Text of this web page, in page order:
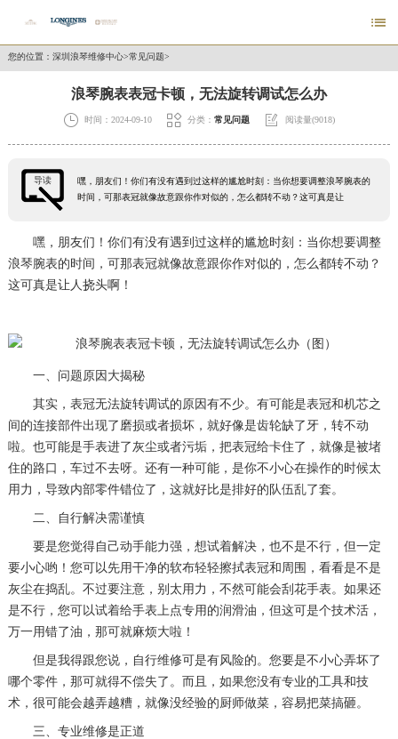

您的位置： 深圳浪琴维修中心>常见问题>
浪琴腕表表冠卡顿，无法旋转调试怎么办
 时间：2024-09-10  分类： 常见问题  阅读量(9018)
导读
嘿，朋友们！你们有没有遇到过这样的尴尬时刻：当你想要调整浪琴腕表的
时间，可那表冠就像故意跟你作对似的，怎么都转不动？这可真是让
嘿，朋友们！你们有没有遇到过这样的尴尬时刻：当你想要调整
浪琴腕表的时间，可那表冠就像故意跟你作对似的，怎么都转不动？
这可真是让人挠头啊！
一、问题原因大揭秘
其实，表冠无法旋转调试的原因有不少。有可能是表冠和机芯之
间的连接部件出现了磨损或者损坏，就好像是齿轮缺了牙，转不动
啦。也可能是手表进了灰尘或者污垢，把表冠给卡住了，就像是被堵
住的路口，车过不去呀。还有一种可能，是你不小心在操作的时候太
用力，导致内部零件错位了，这就好比是排好的队伍乱了套。
二、自行解决需谨慎
要是您觉得自己动手能力强，想试着解决，也不是不行，但一定
要小心哟！您可以先用干净的软布轻轻擦拭表冠和周围，看看是不是
灰尘在捣乱。不过要注意，别太用力，不然可能会刮花手表。如果还
是不行，您可以试着给手表上点专用的润滑油，但这可是个技术活，
万一用错了油，那可就麻烦大啦！
但是我得跟您说，自行维修可是有风险的。您要是不小心弄坏了
哪个零件，那可就得不偿失了。而且，如果您没有专业的工具和技
术，很可能会越弄越糟，就像没经验的厨师做菜，容易把菜搞砸。
三、专业维修是正道